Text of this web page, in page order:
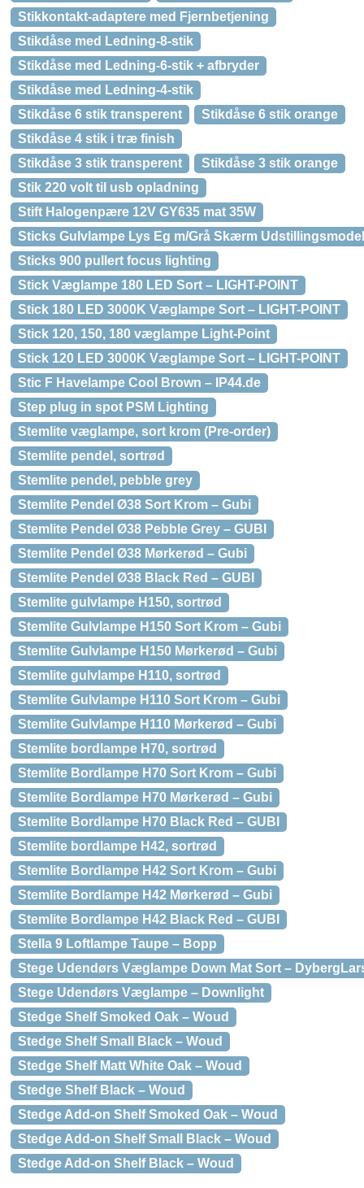
Stikkontakt-adaptere med Fjernbetjening
Stikdåse med Ledning-8-stik
Stikdåse med Ledning-6-stik + afbryder
Stikdåse med Ledning-4-stik
Stikdåse 6 stik transperent
Stikdåse 6 stik orange
Stikdåse 4 stik i træ finish
Stikdåse 3 stik transperent
Stikdåse 3 stik orange
Stik 220 volt til usb opladning
Stift Halogenpære 12V GY635 mat 35W
Sticks Gulvlampe Lys Eg m/Grå Skærm Udstillingsmodel
Sticks 900 pullert focus lighting
Stick Væglampe 180 LED Sort – LIGHT-POINT
Stick 180 LED 3000K Væglampe Sort – LIGHT-POINT
Stick 120, 150, 180 væglampe Light-Point
Stick 120 LED 3000K Væglampe Sort – LIGHT-POINT
Stic F Havelampe Cool Brown – IP44.de
Step plug in spot PSM Lighting
Stemlite væglampe, sort krom (Pre-order)
Stemlite pendel, sortrød
Stemlite pendel, pebble grey
Stemlite Pendel Ø38 Sort Krom – Gubi
Stemlite Pendel Ø38 Pebble Grey – GUBI
Stemlite Pendel Ø38 Mørkerød – Gubi
Stemlite Pendel Ø38 Black Red – GUBI
Stemlite gulvlampe H150, sortrød
Stemlite Gulvlampe H150 Sort Krom – Gubi
Stemlite Gulvlampe H150 Mørkerød – Gubi
Stemlite gulvlampe H110, sortrød
Stemlite Gulvlampe H110 Sort Krom – Gubi
Stemlite Gulvlampe H110 Mørkerød – Gubi
Stemlite bordlampe H70, sortrød
Stemlite Bordlampe H70 Sort Krom – Gubi
Stemlite Bordlampe H70 Mørkerød – Gubi
Stemlite Bordlampe H70 Black Red – GUBI
Stemlite bordlampe H42, sortrød
Stemlite Bordlampe H42 Sort Krom – Gubi
Stemlite Bordlampe H42 Mørkerød – Gubi
Stemlite Bordlampe H42 Black Red – GUBI
Stella 9 Loftlampe Taupe – Bopp
Stege Udendørs Væglampe Down Mat Sort –
Stege Udendørs Væglampe – Downlight
Stedge Shelf Smoked Oak – Woud
Stedge Shelf Small Black – Woud
Stedge Shelf Matt White Oak – Woud
Stedge Shelf Black – Woud
Stedge Add-on Shelf Smoked Oak – Woud
Stedge Add-on Shelf Small Black – Woud
Stedge Add-on Shelf Black – Woud